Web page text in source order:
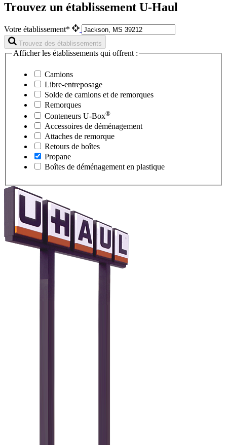
Trouvez un établissement U-Haul
Votre établissement*
Trouvez des établissements
Afficher les établissements qui offrent :
Camions
Libre-entreposage
Solde de camions et de remorques
Remorques
Conteneurs U-Box®
Accessoires de déménagement
Attaches de remorque
Retours de boîtes
Propane
Boîtes de déménagement en plastique